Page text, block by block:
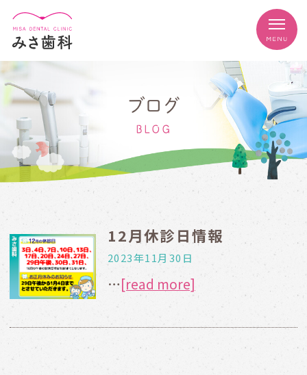
ブログ
BLOG
12月休診日情報
2023年11月30日
…[read more]